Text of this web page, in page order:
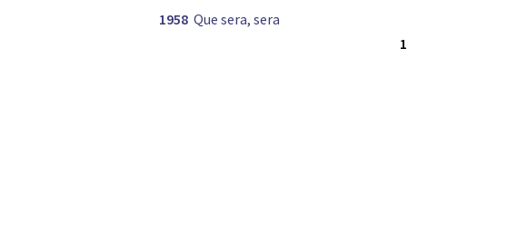
1958 Que sera, sera
1